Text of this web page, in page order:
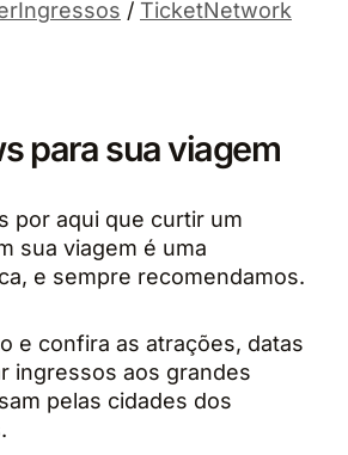
/ TicketNetwork
para sua viagem
por aqui que curtir um
sua viagem é uma
e sempre recomendamos.
e confira as atrações, datas
ingressos aos grandes
pelas cidades dos